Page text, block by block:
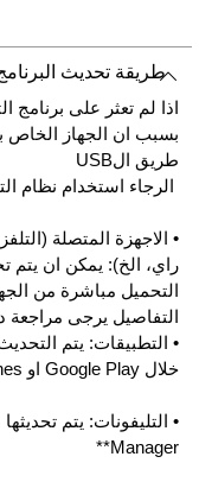
طريقة تحديث البرنامج
اذا لم تعثر على برنامج
بسبب ان الجهاز الخاص
طريق الUSB
الرجاء استخدام نظام
• الاجهزة المتصلة
التحميل مباشرة من
التفاصيل يرجى مراجعة
• التطبيقات: يتم
خلال Google Play او iTunes.
Manager**